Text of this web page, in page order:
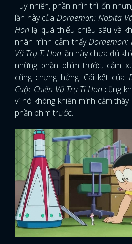
Tuy nhiên, phần nhìn thì ổn
lần này củaDoraemon: Nobita
Hon lại quá thiếu chiều sâu và
nhân mình cảm thấy Doraemon:
Vũ Trụ Tí Hon lần này chưa đủ
những phần phim trước, cảm
cũng chưng hửng. Cái kết của
Cuộc Chiến Vũ Trụ Tí Hon cũng
vì nó không khiến mình cảm
phần phim trước.